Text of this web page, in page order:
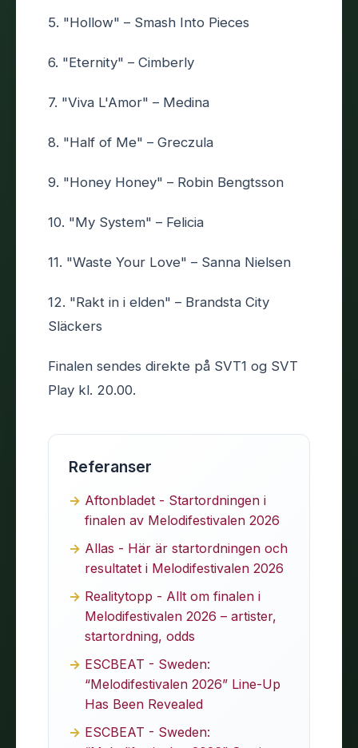
5. "Hollow" – Smash Into Pieces
6. "Eternity" – Cimberly
7. "Viva L'Amor" – Medina
8. "Half of Me" – Greczula
9. "Honey Honey" – Robin Bengtsson
10. "My System" – Felicia
11. "Waste Your Love" – Sanna Nielsen
12. "Rakt in i elden" – Brandsta City
Släckers
Finalen sendes direkte på SVT1 og SVT
Play kl. 20.00.
Referanser
Aftonbladet - Startordningen i
finalen av Melodifestivalen 2026
Allas - Här är startordningen och
resultatet i Melodifestivalen 2026
Realitytopp - Allt om finalen i
Melodifestivalen 2026 – artister,
startordning, odds
ESCBEAT - Sweden:
“Melodifestivalen 2026” Line-Up
Has Been Revealed
ESCBEAT - Sweden: